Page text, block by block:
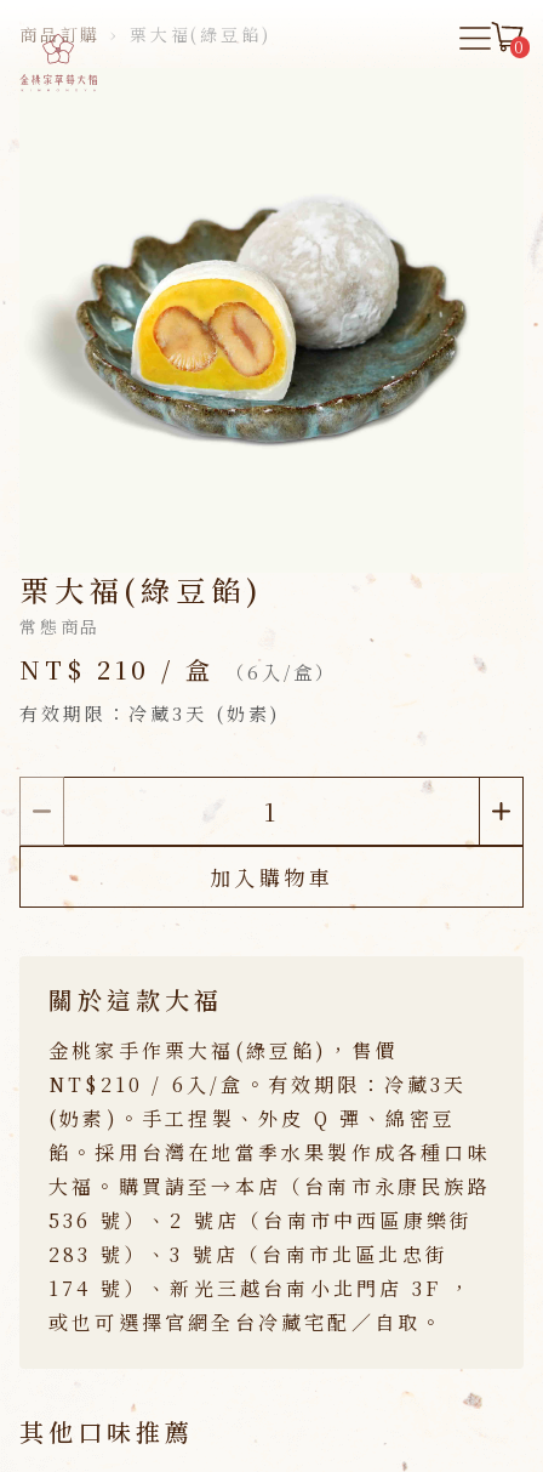
0
商品訂購 › 栗大福(綠豆餡)
栗大福(綠豆餡)
常態商品
NT$ 210 / 盒
（6入/盒）
有效期限：冷藏3天 (奶素)
加入購物車
關於這款大福
金桃家手作栗大福(綠豆餡)，售價
NT$210 / 6入/盒。有效期限：冷藏3天
(奶素)。手工捏製、外皮 Q 彈、綿密豆
餡。採用台灣在地當季水果製作成各種口味
大福。購買請至→本店（台南市永康民族路
536 號）、2 號店（台南市中西區康樂街
283 號）、3 號店（台南市北區北忠街
174 號）、新光三越台南小北門店 3F ，
或也可選擇官網全台冷藏宅配／自取。
其他口味推薦